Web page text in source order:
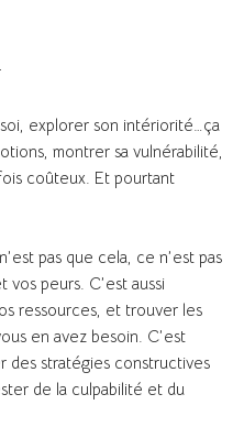
explorer son intériorité…ça
montrer sa vulnérabilité,
coûteux. Et pourtant
pas que cela, ce n’est pas
vos peurs. C’est aussi
ressources, et trouver les
en avez besoin. C’est
des stratégies constructives
de la culpabilité et du